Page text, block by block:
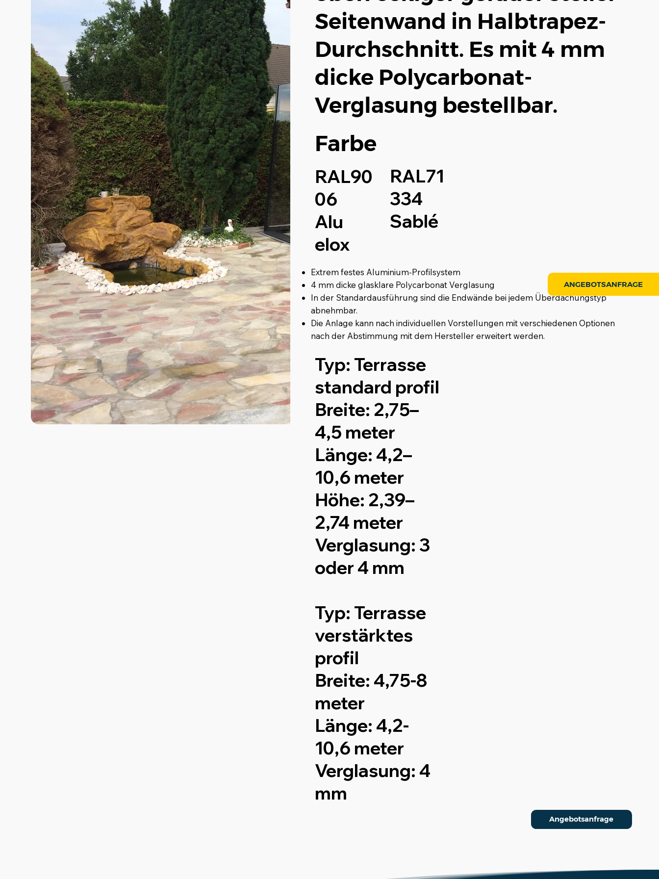
Seitenwand in Halbtrapez-
Durchschnitt. Es mit 4 mm
dicke Polycarbonat-
Verglasung bestellbar.
Farbe
RAL90
06
Alu
elox
RAL71
334
Sablé
Extrem festes Aluminium-Profilsystem
4 mm dicke glasklare Polycarbonat Verglasung
In der Standardausführung sind die Endwände bei jedem Überdachungstyp
abnehmbar.
Die Anlage kann nach individuellen Vorstellungen mit verschiedenen Optionen
nach der Abstimmung mit dem Hersteller erweitert werden.
Typ: Terrasse
standard profil
Breite: 2,75–
4,5 meter
Länge: 4,2–
10,6 meter
Höhe: 2,39–
2,74 meter
Verglasung: 3
oder 4 mm
Typ: Terrasse
verstärktes
profil
Breite: 4,75-8
meter
Länge: 4,2-
10,6 meter
Verglasung: 4
mm
Angebotsanfrage
ANGEBOTSANFRAGE